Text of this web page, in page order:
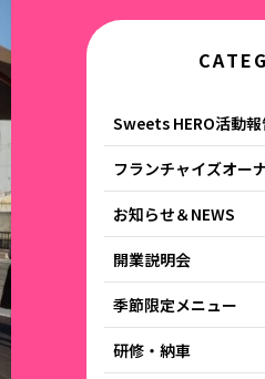
Sweets HERO活動報
フランチャイズオー
お知らせ＆NEWS
開業説明会
季節限定メニュー
研修・納車